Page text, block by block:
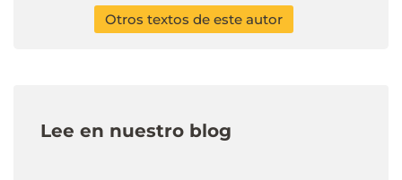
Otros textos de este autor
Lee en nuestro blog